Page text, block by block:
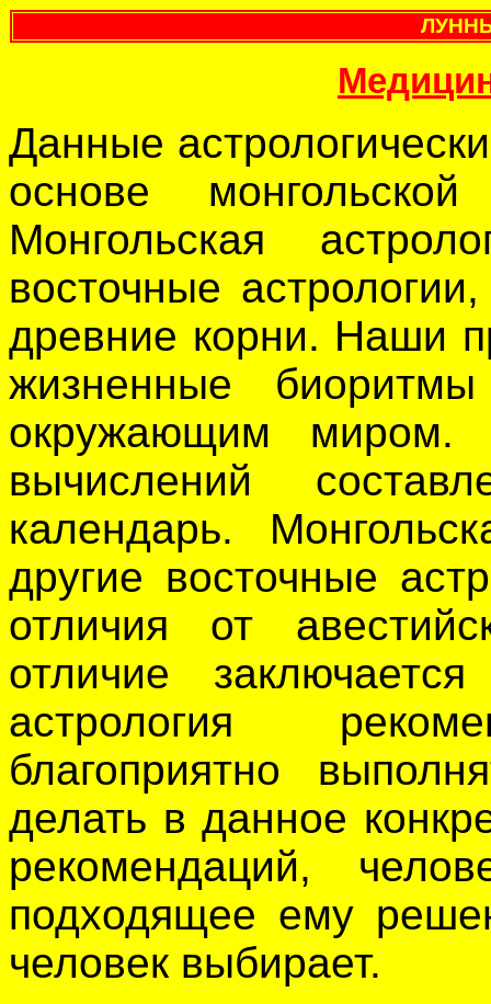
Данные
основе
Монгольская
восточные
древние корни. Наши
жизненные
окружающим миром.
вычислений
календарь.
другие восточные
отличия от
отличие
астрология
благоприятно
делать в данное
рекомендаций,
подходящее ему
человек выбирает.